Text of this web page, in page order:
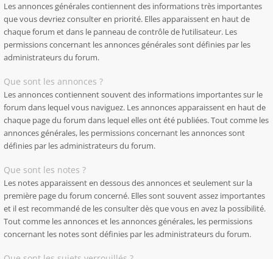
Les annonces générales contiennent des informations très importantes
que vous devriez consulter en priorité. Elles apparaissent en haut de
chaque forum et dans le panneau de contrôle de l’utilisateur. Les
permissions concernant les annonces générales sont définies par les
administrateurs du forum.
Que sont les annonces ?
Les annonces contiennent souvent des informations importantes sur le
forum dans lequel vous naviguez. Les annonces apparaissent en haut de
chaque page du forum dans lequel elles ont été publiées. Tout comme les
annonces générales, les permissions concernant les annonces sont
définies par les administrateurs du forum.
Que sont les notes ?
Les notes apparaissent en dessous des annonces et seulement sur la
première page du forum concerné. Elles sont souvent assez importantes
et il est recommandé de les consulter dès que vous en avez la possibilité.
Tout comme les annonces et les annonces générales, les permissions
concernant les notes sont définies par les administrateurs du forum.